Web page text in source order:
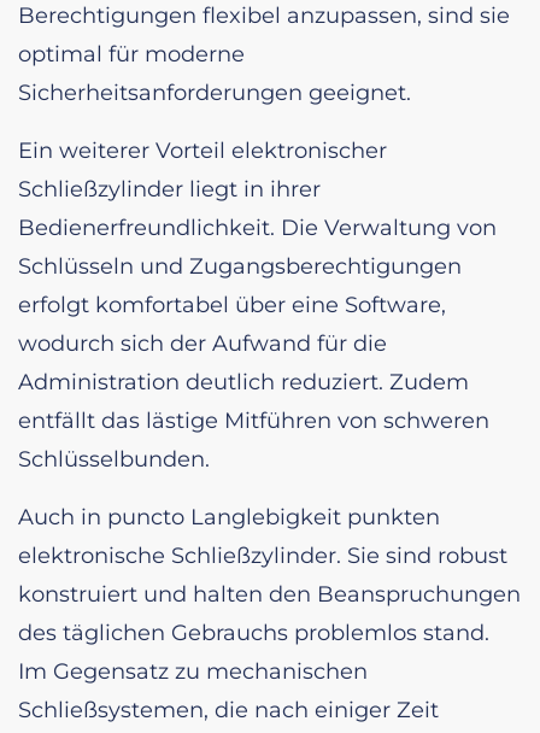
Berechtigungen flexibel anzupassen, sind sie
optimal für moderne
Sicherheitsanforderungen geeignet.
Ein weiterer Vorteil elektronischer
Schließzylinder liegt in ihrer
Bedienerfreundlichkeit. Die Verwaltung von
Schlüsseln und Zugangsberechtigungen
erfolgt komfortabel über eine Software,
wodurch sich der Aufwand für die
Administration deutlich reduziert. Zudem
entfällt das lästige Mitführen von schweren
Schlüsselbunden.
Auch in puncto Langlebigkeit punkten
elektronische Schließzylinder. Sie sind robust
konstruiert und halten den Beanspruchungen
des täglichen Gebrauchs problemlos stand.
Im Gegensatz zu mechanischen
Schließsystemen, die nach einiger Zeit